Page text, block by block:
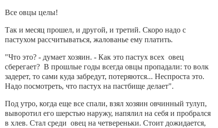
Все овцы целы!
Так и месяц прошел, и другой, и третий. Скоро надо с
пастухом рассчитываться, жалованье ему платить.
"Что это? - думает хозяин. - Как это пастух всех овец
сберегает? В прошлые годы всегда овцы пропадали: то волк
задерет, то сами куда забредут, потеряются... Неспроста это.
Надо посмотреть, что пастух на пастбище делает".
Под утро, когда еще все спали, взял хозяин овчинный тулуп,
выворотил его шерстью наружу, напялил на себя и пробрался
в хлев. Стал среди овец на четвереньки. Стоит дожидается,